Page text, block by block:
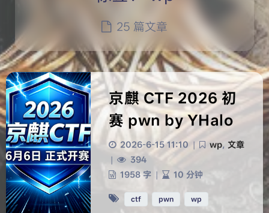
25 篇文章
京麒 CTF 2026 初
赛 pwn by YHalo
2026-6-15 11:10 | wp, 文章
|
394
1958 字 | 10 分钟
ctf pwn wp